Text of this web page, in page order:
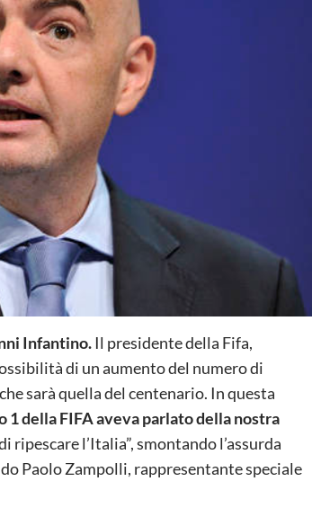
Infantino.Il presidente della Fifa,
di un aumento del numero di
sarà quella del centenario. In questa
della FIFA aveva parlato della nostra
ripescare l’Italia”, smontando l’assurda
Paolo Zampolli, rappresentante speciale